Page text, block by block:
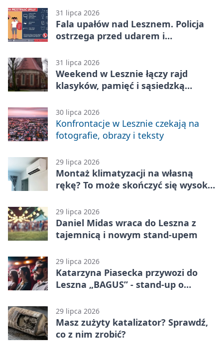
31 lipca 2026
Fala upałów nad Lesznem. Policja
ostrzega przed udarem i
31 lipca 2026
Weekend w Lesznie łączy rajd
klasyków, pamięć i sąsiedzką
30 lipca 2026
Konfrontacje w Lesznie czekają na
fotografie, obrazy i teksty
29 lipca 2026
Montaż klimatyzacji na własną
rękę? To może skończyć się wysoką
29 lipca 2026
Daniel Midas wraca do Leszna z
tajemnicą i nowym stand-upem
29 lipca 2026
Katarzyna Piasecka przywozi do
Leszna „BAGUS” - stand-up o
29 lipca 2026
Masz zużyty katalizator? Sprawdź,
co z nim zrobić?